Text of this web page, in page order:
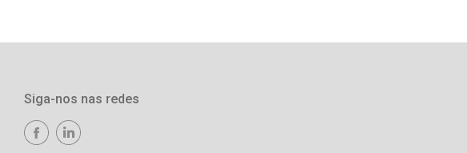
Siga-nos nas redes